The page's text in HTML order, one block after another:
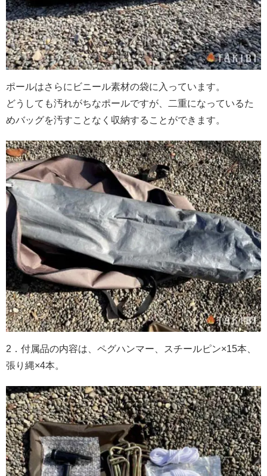
ポールはさらにビニール素材の袋に入っています。
どうしても汚れがちなポールですが、二重になっているた
めバッグを汚すことなく収納することができます。
2．付属品の内容は、ペグハンマー、スチールピン×15本、
張り縄×4本。